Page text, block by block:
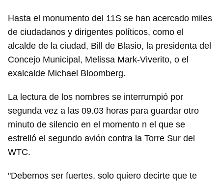
Hasta el monumento del 11S se han acercado miles
de ciudadanos y dirigentes políticos, como el
alcalde de la ciudad, Bill de Blasio, la presidenta del
Concejo Municipal, Melissa Mark-Viverito, o el
exalcalde Michael Bloomberg.
La lectura de los nombres se interrumpió por
segunda vez a las 09.03 horas para guardar otro
minuto de silencio en el momento n el que se
estrelló el segundo avión contra la Torre Sur del
WTC.
"Debemos ser fuertes, solo quiero decirte que te